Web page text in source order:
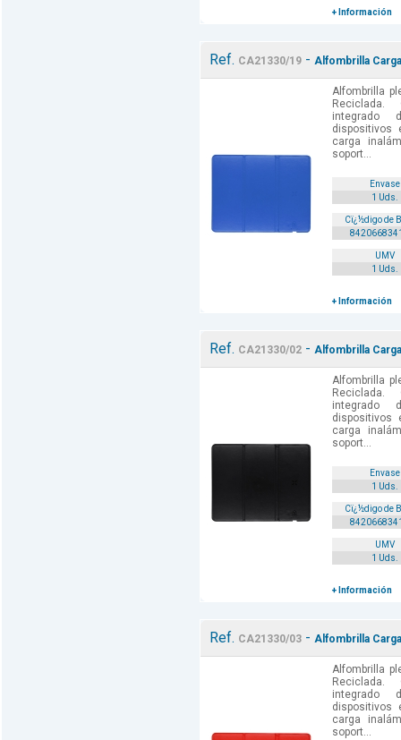
+ Información
Ref. CA21330/19- Alfombrilla
Alfombrilla
Reciclada.
integrado
dispositivos
carga
soport...
Envase
1 Uds.
Cï¿½digo de
UMV
1 Uds.
+ Información
Ref. CA21330/02- Alfombrilla
Alfombrilla
Reciclada.
integrado
dispositivos
carga
soport...
Envase
1 Uds.
Cï¿½digo de
UMV
1 Uds.
+ Información
Ref. CA21330/03- Alfombrilla
Alfombrilla
Reciclada.
integrado
dispositivos
carga
soport...